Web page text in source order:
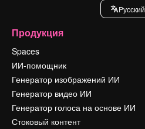
Pусский
Продукция
Spaces
ИИ-помощник
Генератор изображений ИИ
Генератор видео ИИ
Генератор голоса на основе ИИ
Стоковый контент